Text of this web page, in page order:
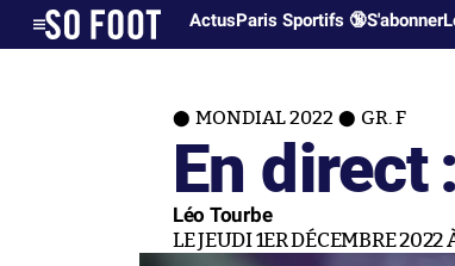
ActusParis Sportifs 🔞S'abonner
MONDIAL 2022 GR. F
En direct
Léo Tourbe
LE JEUDI 1ER DÉCEMBRE 2022